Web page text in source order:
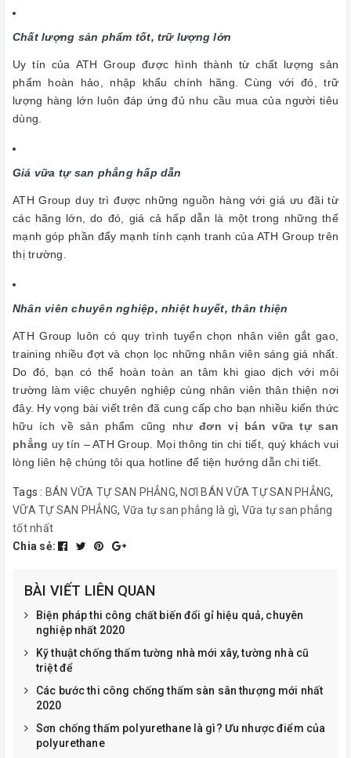
Chất lượng sản phẩm tốt, trữ lượng lớn
Uy tín của ATH Group được hình thành từ chất lượng sản
phẩm hoàn hảo, nhập khẩu chính hãng. Cùng với đó, trữ
lượng hàng lớn luôn đáp ứng đủ nhu cầu mua của người tiêu
dùng.
Giá vữa tự san phẳng hấp dẫn
ATH Group duy trì được những nguồn hàng với giá ưu đãi từ
các hãng lớn, do đó, giá cả hấp dẫn là một trong những thế
mạnh góp phần đẩy mạnh tính cạnh tranh của ATH Group trên
thị trường.
Nhân viên chuyên nghiệp, nhiệt huyết, thân thiện
ATH Group luôn có quy trình tuyển chọn nhân viên gắt gao,
training nhiều đợt và chọn lọc những nhân viên sáng giá nhất.
Do đó, bạn có thể hoàn toàn an tâm khi giao dịch với môi
trường làm việc chuyên nghiệp cùng nhân viên thân thiện nơi
đây. Hy vọng bài viết trên đã cung cấp cho bạn nhiều kiến thức
hữu ích về sản phẩm cũng nhưđơn vị bán vữa tự san
phẳng uy tín – ATH Group. Mọi thông tin chi tiết, quý khách vui
lòng liên hệ chúng tôi qua hotline để tiện hướng dẫn chi tiết.
Tags : BÁN VỮA TỰ SAN PHẲNG, NƠI BÁN VỮA TỰ SAN PHẲNG,
VỮA TỰ SAN PHẲNG, Vữa tự san phẳng là gì, Vữa tự san phẳng
tốt nhất
Chia sẻ:
BÀI VIẾT LIÊN QUAN
Biện pháp thi công chất biến đổi gỉ hiệu quả, chuyên
nghiệp nhất 2020
Kỹ thuật chống thấm tường nhà mới xây, tường nhà cũ
triệt để
Các bước thi công chống thấm sàn sân thượng mới nhất
2020
Sơn chống thấm polyurethane là gì? Ưu nhược điểm của
polyurethane